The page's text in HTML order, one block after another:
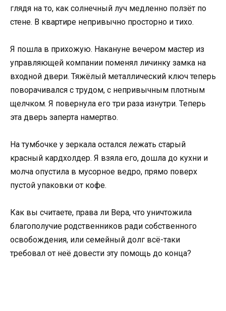
глядя на то, как солнечный луч медленно ползёт по
стене. В квартире непривычно просторно и тихо.
Я пошла в прихожую. Накануне вечером мастер из
управляющей компании поменял личинку замка на
входной двери. Тяжёлый металлический ключ теперь
поворачивался с трудом, с непривычным плотным
щелчком. Я повернула его три раза изнутри. Теперь
эта дверь заперта намертво.
На тумбочке у зеркала остался лежать старый
красный кардхолдер. Я взяла его, дошла до кухни и
молча опустила в мусорное ведро, прямо поверх
пустой упаковки от кофе.
Как вы считаете, права ли Вера, что уничтожила
благополучие родственников ради собственного
освобождения, или семейный долг всё-таки
требовал от неё довести эту помощь до конца?